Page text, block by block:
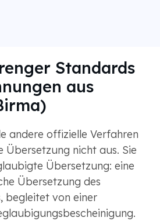
Standards
aus
andere offizielle Verfahren
Übersetzung nicht aus. Sie
Übersetzung: eine
Übersetzung des
begleitet von einer